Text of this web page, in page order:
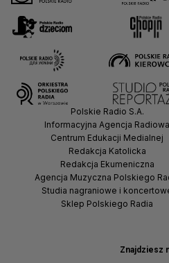
Znajdziesz
Polskie Radio S.A.
Informacyjna Agencja Radiowa
Centrum Edukacji Medialnej
Redakcja Katolicka
Redakcja Ekumeniczna
Agencja Muzyczna Polskiego
Studia nagraniowe i
Sklep Polskiego Radia